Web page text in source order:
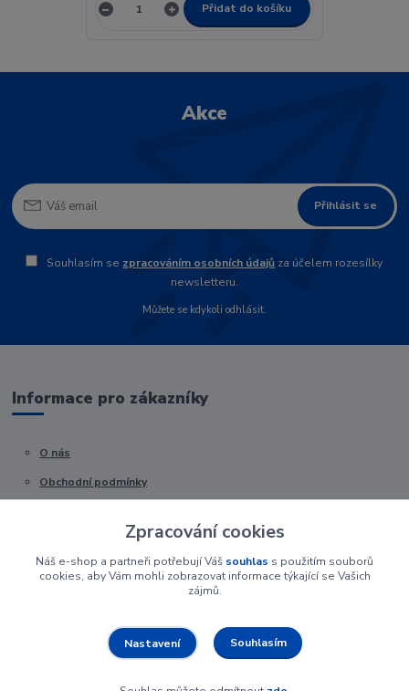
Přidat do košíku
Akce
Přihlásit se
Souhlasím se zpracováním osobních údajů za účelem rozesílky
newsletteru.
Můžete se kdykoli odhlásit.
Informace pro zákazníky
O nás
Obchodní podmínky
Zpracování cookies
Náš e-shop a partneři potřebují Váš souhlas s použitím souborů
cookies, aby Vám mohli zobrazovat informace týkající se Vašich
zájmů.
Nastavení Souhlasím